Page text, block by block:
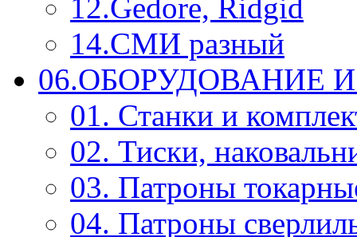
12.Gedore, Ridgid
14.СМИ разный
06.ОБОРУДОВАНИЕ
01. Станки и
02. Тиски,
03. Патроны
04. Патроны